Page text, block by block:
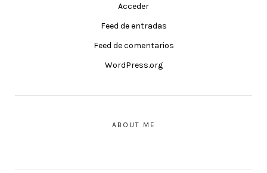
Acceder
Feed de entradas
Feed de comentarios
WordPress.org
ABOUT ME